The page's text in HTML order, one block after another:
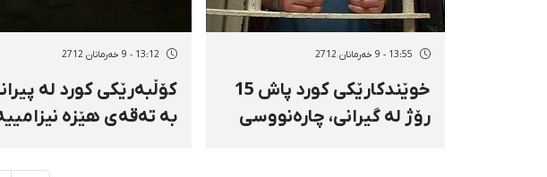
13:55 - 9 خەرمانان 2712
خوێندكارێكی كورد پاش 15
رۆژ لە گیرانی، چارەنووسی
13:12 - 9 خەرمانان 2712
كۆڵبەرێكی كورد لە
بە تەقەی هێزە